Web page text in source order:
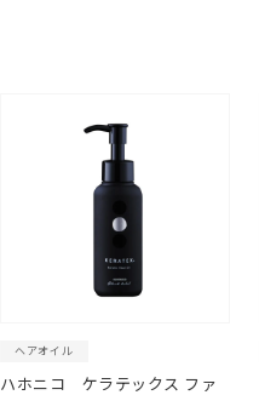
ヘアオイル
ハホニコ ケラテックス ファ